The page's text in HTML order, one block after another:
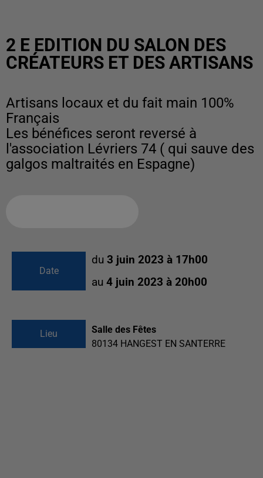
2 E EDITION DU SALON DES
CRÉATEURS ET DES ARTISANS
Artisans locaux et du fait main 100%
Français
Les bénéfices seront reversé à
l'association Lévriers 74 ( qui sauve des
galgos maltraités en Espagne)
Date
du 3 juin 2023 à 17h00
au 4 juin 2023 à 20h00
Lieu
Salle des Fêtes
80134 HANGEST EN SANTERRE